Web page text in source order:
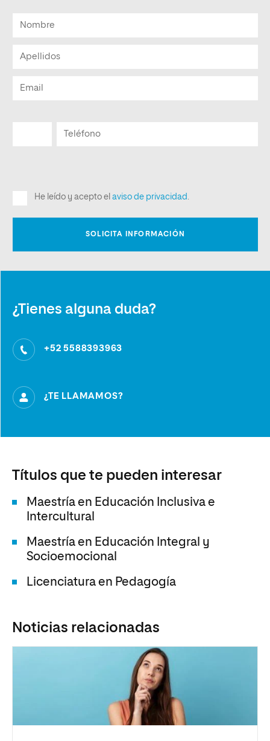
¿Tienes alguna duda?
+52 5588393963
¿TE LLAMAMOS?
Títulos que te pueden interesar
Maestría en Educación Inclusiva e
Intercultural
Maestría en Educación Integral y
Socioemocional
Licenciatura en Pedagogía
Noticias relacionadas